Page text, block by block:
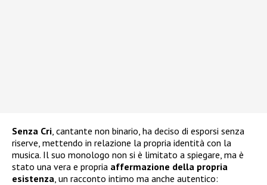
Senza Cri , cantante non binario, ha deciso di esporsi senza
riserve, mettendo in relazione la propria identità con la
musica. Il suo monologo non si è limitato a spiegare, ma è
stato una vera e propria affermazione della propria
esistenza , un racconto intimo ma anche autentico: